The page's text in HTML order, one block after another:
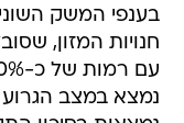
בענפי המשק
חנויות המזון,